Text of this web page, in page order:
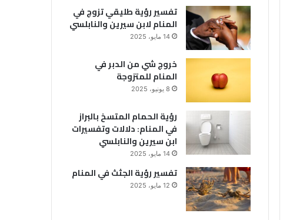
تفسير رؤية طليقي تزوج في
المنام لابن سيرين والنابلسي
14 مايو، 2025
خروج شي من الدبر في
المنام للمتزوجة
8 يونيو، 2025
رؤية الحمام المتسخ بالبراز
في المنام: دلالات وتفسيرات
ابن سيرين والنابلسي
14 مايو، 2025
تفسير رؤية الجثث في المنام
12 مايو، 2025